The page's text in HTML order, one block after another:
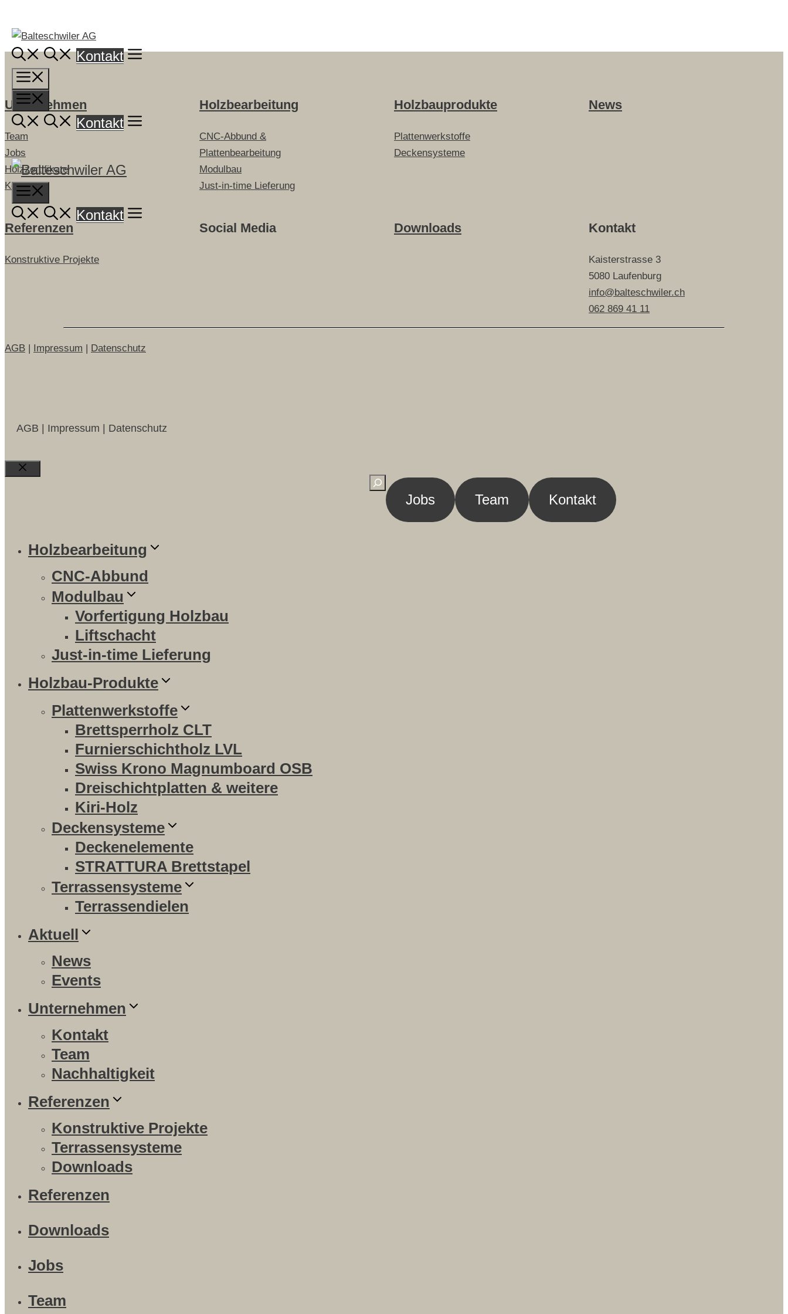
zum
Inhalt
Kontakt
Menü
Kontakt
Kontakt
Unternehmen
Team
Jobs
Holzzertifikate
Kontakt
Holzbearbeitung
CNC-Abbund &
Plattenbearbeitung
Modulbau
Just-in-time Lieferung
Holzbauprodukte
Plattenwerkstoffe
Deckensysteme
News
Referenzen
Konstruktive Projekte
Social Media Downloads Kontakt
Kaisterstrasse 3
5080 Laufenburg
info@balteschwiler.ch
062 869 41 11
AGB | Impressum | Datenschutz
AGB | Impressum | Datenschutz
Close Suchen
Jobs Team Kontakt
Holzbearbeitung
CNC-Abbund
Modulbau
Vorfertigung Holzbau
Liftschacht
Just-in-time Lieferung
Holzbau-Produkte
Plattenwerkstoffe
Brettsperrholz CLT
Furnierschichtholz LVL
Swiss Krono Magnumboard OSB
Dreischichtplatten & weitere
Kiri-Holz
Deckensysteme
Deckenelemente
STRATTURA Brettstapel
Terrassensysteme
Terrassendielen
Aktuell
News
Events
Unternehmen
Kontakt
Team
Nachhaltigkeit
Referenzen
Konstruktive Projekte
Terrassensysteme
Downloads
Referenzen
Downloads
Jobs
Team